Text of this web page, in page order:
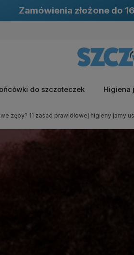
Zamówienia złożone do
do szczoteczek Higiena
zęby? 11 zasad prawidłowej higieny jamy